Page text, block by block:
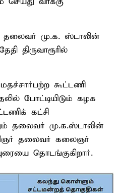
தலைவர் மு.க. ஸ்டாலின்
திருவாரூரில்
கூட்டணி
போட்டியிடும் கழக
கட்சி
தலைவர் மு.க.ஸ்டாலின்
தலைவர் கலைஞர்
தொடங்குகிறார்.